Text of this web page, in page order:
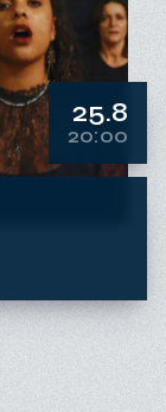
25.8
20:00